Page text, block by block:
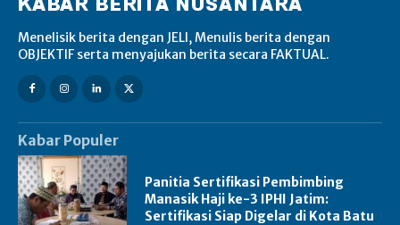
Menelisik berita dengan JELI, Menulis berita dengan
OBJEKTIF serta menyajukan berita secara FAKTUAL.
Kabar Populer
Panitia Sertifikasi Pembimbing
Manasik Haji ke-3 IPHI Jatim:
Sertifikasi Siap Digelar di Kota Batu